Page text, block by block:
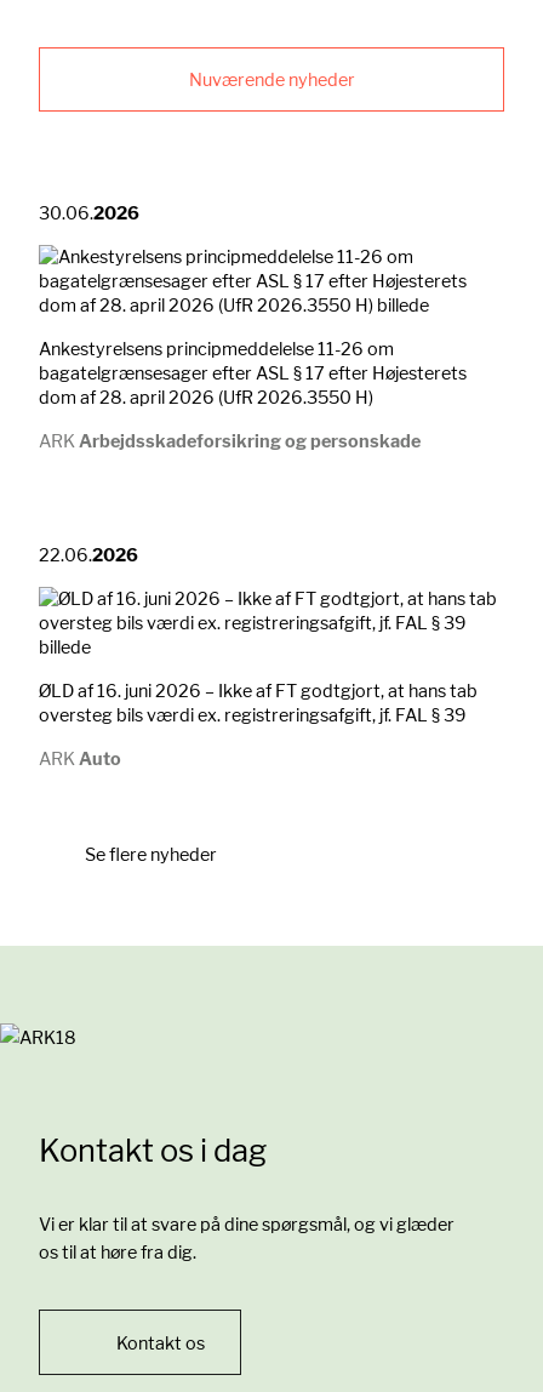
Nuværende nyheder
30.06.2026
Ankestyrelsens principmeddelelse 11-26 om
bagatelgrænsesager efter ASL § 17 efter Højesterets
dom af 28. april 2026 (UfR 2026.3550 H)
ARK Arbejdsskadeforsikring og personskade
22.06.2026
ØLD af 16. juni 2026 – Ikke af FT godtgjort, at hans tab
oversteg bils værdi ex. registreringsafgift, jf. FAL § 39
ARK Auto
Se flere nyheder
Kontakt os i dag
Vi er klar til at svare på dine spørgsmål, og vi glæder
os til at høre fra dig.
Kontakt os